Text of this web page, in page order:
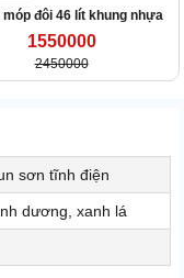
móp đôi 46 lít khung nhựa
1550000
2450000
sơn tĩnh điện
dương, xanh lá